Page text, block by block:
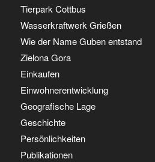
Tierpark Cottbus
Wasserkraftwerk Grießen
Wie der Name Guben entstand
Zielona Gora
Einkaufen
Einwohnerentwicklung
Geografische Lage
Geschichte
Persönlichkeiten
Publikationen